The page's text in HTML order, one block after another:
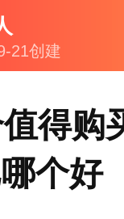
21创建
得购
个好